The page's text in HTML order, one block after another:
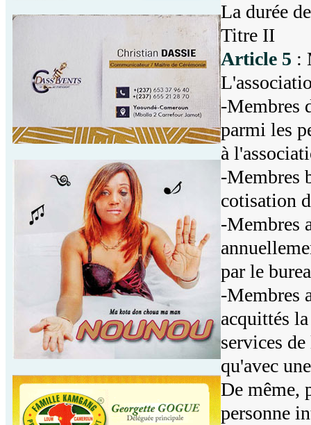
La durée
Titre II
Article 5 :
-Membres
parmi les
à
-Membres
cotisation
-Membres
par le
-Membres
acquittés
services
qu'avec
De même,
personne